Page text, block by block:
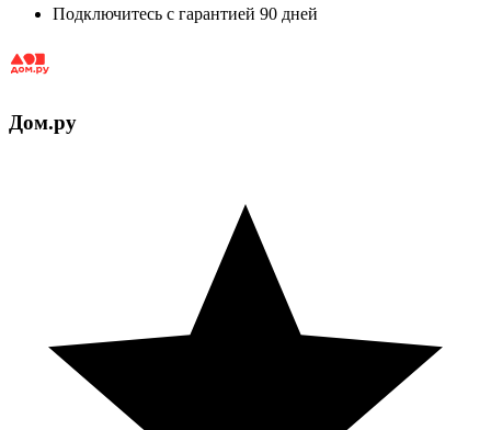
Подключитесь с гарантией 90 дней
Дом.ру